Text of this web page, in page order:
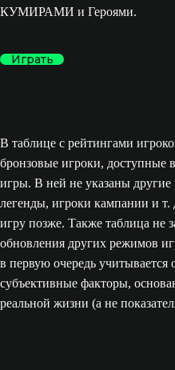
КУМИРАМИ и Героями.
Играть
В таблице с рейтингами
бронзовые игроки, доступные
игры. В ней не указаны другие
легенды, игроки кампании и т.
игру позже. Также таблица не
обновления других режимов
в первую очередь
субъективные факторы,
реальной жизни (а не